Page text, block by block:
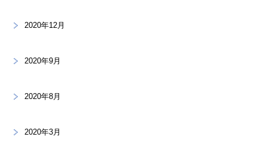
2020年12月
2020年9月
2020年8月
2020年3月